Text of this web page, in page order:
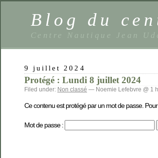
Blog du
Centre Nautique Jean
9 juillet 2024
Protégé : Lundi 8 juillet 2024
Filed under: Non classé — Noemie Lefebvre @ 1
Ce contenu est protégé par un mot de passe.
Mot de passe :